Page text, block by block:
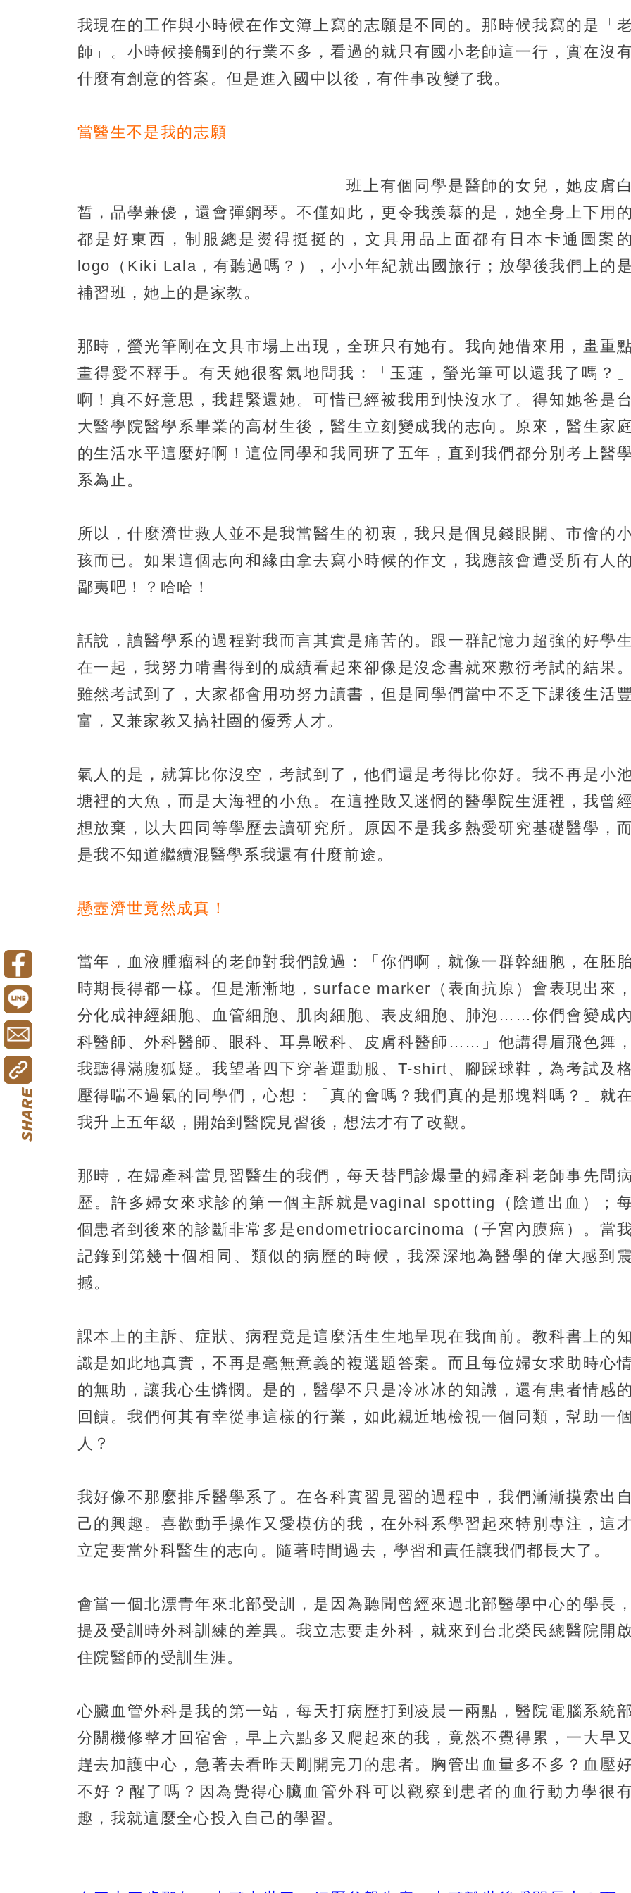
我現在的工作與小時候在作文簿上寫的志願是不同的。那時候我寫的是「老
師」。小時候接觸到的行業不多，看過的就只有國小老師這一行，實在沒有
什麼有創意的答案。但是進入國中以後，有件事改變了我。
當醫生不是我的志願
班上有個同學是醫師的女兒，她皮膚白
皙，品學兼優，還會彈鋼琴。不僅如此，更令我羨慕的是，她全身上下用的
都是好東西，制服總是燙得挺挺的，文具用品上面都有日本卡通圖案的
logo（Kiki Lala，有聽過嗎？），小小年紀就出國旅行；放學後我們上的是
補習班，她上的是家教。
那時，螢光筆剛在文具市場上出現，全班只有她有。我向她借來用，畫重
畫得愛不釋手。有天她很客氣地問我：「玉蓮，螢光筆可以還我了嗎？」
啊！真不好意思，我趕緊還她。可惜已經被我用到快沒水了。得知她爸是台
大醫學院醫學系畢業的高材生後，醫生立刻變成我的志向。原來，醫生家庭
的生活水平這麼好啊！這位同學和我同班了五年，直到我們都分別考上醫學
系為止。
所以，什麼濟世救人並不是我當醫生的初衷，我只是個見錢眼開、市儈的
孩而已。如果這個志向和緣由拿去寫小時候的作文，我應該會遭受所有人的
鄙夷吧！？哈哈！
話說，讀醫學系的過程對我而言其實是痛苦的。跟一群記憶力超強的好學生
在一起，我努力啃書得到的成績看起來卻像是沒念書就來敷衍考試的結果。
雖然考試到了，大家都會用功努力讀書，但是同學們當中不乏下課後生活豐
富，又兼家教又搞社團的優秀人才。
氣人的是，就算比你沒空，考試到了，他們還是考得比你好。我不再是小
塘裡的大魚，而是大海裡的小魚。在這挫敗又迷惘的醫學院生涯裡，我曾經
想放棄，以大四同等學歷去讀研究所。原因不是我多熱愛研究基礎醫學，而
是我不知道繼續混醫學系我還有什麼前途。
懸壺濟世竟然成真！
當年，血液腫瘤科的老師對我們說過：「你們啊，就像一群幹細胞，在胚
時期長得都一樣。但是漸漸地，surface marker（表面抗原）會表現出來，
分化成神經細胞、血管細胞、肌肉細胞、表皮細胞、肺泡……你們會變成內
科醫師、外科醫師、眼科、耳鼻喉科、皮膚科醫師……」他講得眉飛色舞，
我聽得滿腹狐疑。我望著四下穿著運動服、T-shirt、腳踩球鞋，為考試及格
壓得喘不過氣的同學們，心想：「真的會嗎？我們真的是那塊料嗎？」就在
我升上五年級，開始到醫院見習後，想法才有了改觀。
那時，在婦產科當見習醫生的我們，每天替門診爆量的婦產科老師事先問病
歷。許多婦女來求診的第一個主訴就是vaginal spotting（陰道出血）；每
個患者到後來的診斷非常多是endometriocarcinoma（子宮內膜癌）。當我
記錄到第幾十個相同、類似的病歷的時候，我深深地為醫學的偉大感到震
撼。
課本上的主訴、症狀、病程竟是這麼活生生地呈現在我面前。教科書上的知
識是如此地真實，不再是毫無意義的複選題答案。而且每位婦女求助時心
的無助，讓我心生憐憫。是的，醫學不只是冷冰冰的知識，還有患者情感的
回饋。我們何其有幸從事這樣的行業，如此親近地檢視一個同類，幫助一個
人？
我好像不那麼排斥醫學系了。在各科實習見習的過程中，我們漸漸摸索出自
己的興趣。喜歡動手操作又愛模仿的我，在外科系學習起來特別專注，這才
立定要當外科醫生的志向。隨著時間過去，學習和責任讓我們都長大了。
會當一個北漂青年來北部受訓，是因為聽聞曾經來過北部醫學中心的學長，
提及受訓時外科訓練的差異。我立志要走外科，就來到台北榮民總醫院開啟
住院醫師的受訓生涯。
心臟血管外科是我的第一站，每天打病歷打到凌晨一兩點，醫院電腦系統部
分關機修整才回宿舍，早上六點多又爬起來的我，竟然不覺得累，一大早又
趕去加護中心，急著去看昨天剛開完刀的患者。胸管出血量多不多？血壓
不好？醒了嗎？因為覺得心臟血管外科可以觀察到患者的血行動力學很有
趣，我就這麼全心投入自己的學習。